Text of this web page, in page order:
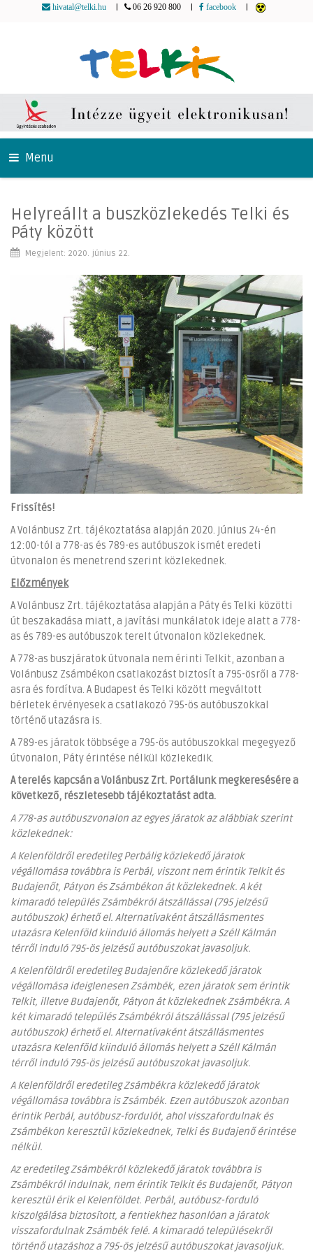
hivatal@telki.hu 06 26 920 800 facebook
Menu
Helyreállt a buszközlekedés Telki és
Páty között
Megjelent: 2020. június 22.
Frissítés!
A Volánbusz Zrt. tájékoztatása alapján 2020. június 24-én
12:00-tól a 778-as és 789-es autóbuszok ismét eredeti
útvonalon és menetrend szerint közlekednek.
Előzmények
A Volánbusz Zrt. tájékoztatása alapján a Páty és Telki közötti
út beszakadása miatt, a javítási munkálatok ideje alatt a 778-
as és 789-es autóbuszok terelt útvonalon közlekednek.
A 778-as buszjáratok útvonala nem érinti Telkit, azonban a
Volánbusz Zsámbékon csatlakozást biztosít a 795-ösről a 778-
asra és fordítva. A Budapest és Telki között megváltott
bérletek érvényesek a csatlakozó 795-ös autóbuszokkal
történő utazásra is.
A 789-es járatok többsége a 795-ös autóbuszokkal megegyező
útvonalon, Páty érintése nélkül közlekedik.
A terelés kapcsán a Volánbusz Zrt. Portálunk megkeresésére a
következő, részletesebb tájékoztatást adta.
A 778-as autóbuszvonalon az egyes járatok az alábbiak szerint
közlekednek:
A Kelenföldről eredetileg Perbálig közlekedő járatok
végállomása továbbra is Perbál, viszont nem érintik Telkit és
Budajenőt, Pátyon és Zsámbékon át közlekednek. A két
kimaradó település Zsámbékról átszállással (795 jelzésű
autóbuszok) érhető el. Alternatívaként átszállásmentes
utazásra Kelenföld kiinduló állomás helyett a Széll Kálmán
térről induló 795-ös jelzésű autóbuszokat javasoljuk.
A Kelenföldről eredetileg Budajenőre közlekedő járatok
végállomása ideiglenesen Zsámbék, ezen járatok sem érintik
Telkit, illetve Budajenőt, Pátyon át közlekednek Zsámbékra. A
két kimaradó település Zsámbékról átszállással (795 jelzésű
autóbuszok) érhető el. Alternatívaként átszállásmentes
utazásra Kelenföld kiinduló állomás helyett a Széll Kálmán
térről induló 795-ös jelzésű autóbuszokat javasoljuk.
A Kelenföldről eredetileg Zsámbékra közlekedő járatok
végállomása továbbra is Zsámbék. Ezen autóbuszok azonban
érintik Perbál, autóbusz-fordulót, ahol visszafordulnak és
Zsámbékon keresztül közlekednek, Telki és Budajenő érintése
nélkül.
Az eredetileg Zsámbékról közlekedő járatok továbbra is
Zsámbékról indulnak, nem érintik Telkit és Budajenőt, Pátyon
keresztül érik el Kelenföldet. Perbál, autóbusz-forduló
kiszolgálása biztosított, a fentiekhez hasonlóan a járatok
visszafordulnak Zsámbék felé. A kimaradó településekről
történő utazáshoz a 795-ös jelzésű autóbuszokat javasoljuk.